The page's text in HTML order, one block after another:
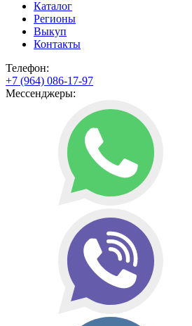
Каталог
Регионы
Выкуп
Контакты
Телефон:
+7 (964) 086-17-97
Мессенджеры: